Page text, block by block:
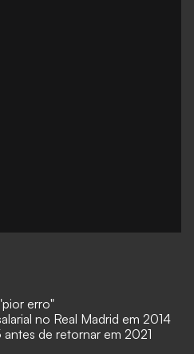
erro"
no Real Madrid em 2014
de retornar em 2021